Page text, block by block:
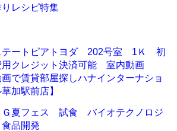
レシピ特集
テートピアトヨダ 202号室 1Ｋ 初
用クレジット決済可能 室内動画
画で賃貸部屋探しハナインターナショ
加駅前店】
Ｇ夏フェス 試食 バイオテクノロジ
品開発